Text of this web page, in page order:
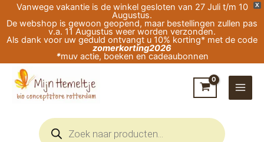
X
Vanwege vakantie is de winkel gesloten van 27 Juli t/m 10
Augustus.
De webshop is gewoon geopend, maar bestellingen zullen pas
v.a. 11 Augustus weer worden verzonden.
Als dank voor uw geduld ontvangt u 10% korting* met de code
zomerkorting2026
*muv actie, boeken en cadeaubonnen
naar
de
Producten
zoeken